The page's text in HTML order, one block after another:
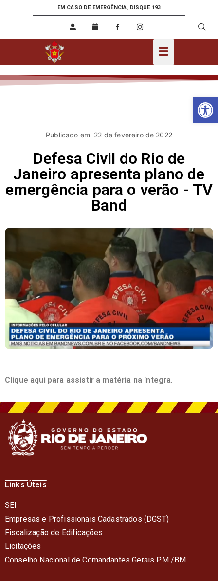
EM CASO DE EMERGÊNCIA, DISQUE 193
Publicado em: 22 de fevereiro de 2022
Defesa Civil do Rio de
Janeiro apresenta plano de
emergência para o verão - TV
Band
Clique aqui para assistir a matéria na íntegra.
Links Úteis
SEI
Empresas e Profissionais Cadastrados (DGST)
Fiscalização de Edificações
Licitações
Conselho Nacional de Comandantes Gerais PM /BM